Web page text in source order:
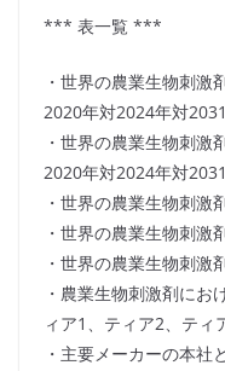
*** 表一覧 ***
・世界の農業生物刺激
2020年対2024年対2031
・世界の農業生物刺激
2020年対2024年対2031
・世界の農業生物刺激
・世界の農業生物刺激
・世界の農業生物刺激
・農業生物刺激剤にお
ィア1、ティア2、ティ
・主要メーカーの本社